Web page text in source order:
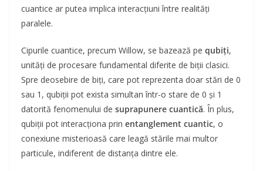
cuantice ar putea implica interacțiuni între realități
paralele.
Cipurile cuantice, precum Willow, se bazează pe qubiți,
unități de procesare fundamental diferite de biții clasici.
Spre deosebire de biți, care pot reprezenta doar stări de 0
sau 1, qubiții pot exista simultan într-o stare de 0 și 1
datorită fenomenului de suprapunere cuantică. În plus,
qubiții pot interacționa prin entanglement cuantic, o
conexiune misterioasă care leagă stările mai multor
particule, indiferent de distanța dintre ele.